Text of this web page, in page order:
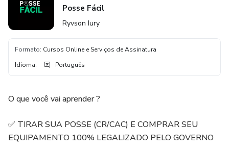
Posse Fácil
Ryvson Iury
Formato: Cursos Online e Serviços de Assinatura
Idioma: Português
O que você vai aprender ?
✅ TIRAR SUA POSSE (CR/CAC) E COMPRAR SEU
EQUIPAMENTO 100% LEGALIZADO PELO GOVERNO